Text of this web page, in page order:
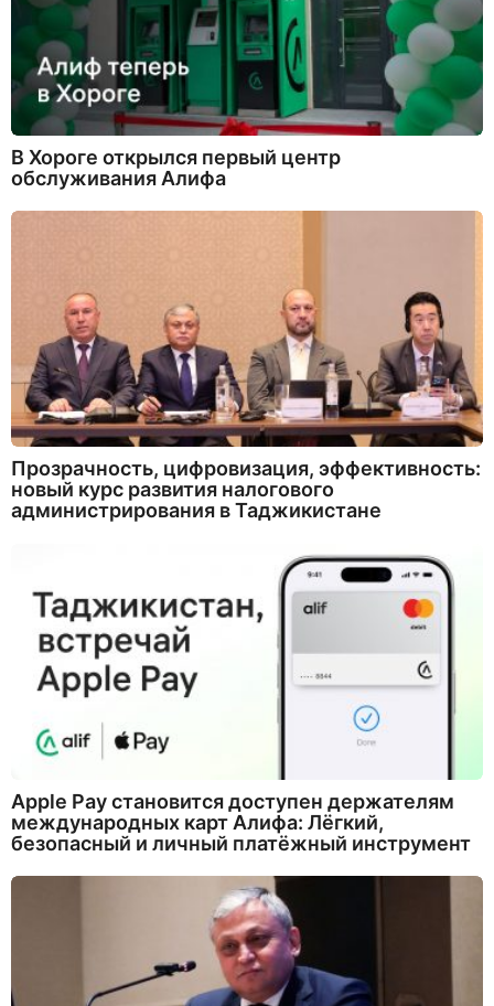
В Хороге открылся первый центр
обслуживания Алифа
Прозрачность, цифровизация, эффективность:
новый курс развития налогового
администрирования в Таджикистане
Apple Pay становится доступен держателям
международных карт Алифа: Лёгкий,
безопасный и личный платёжный инструмент